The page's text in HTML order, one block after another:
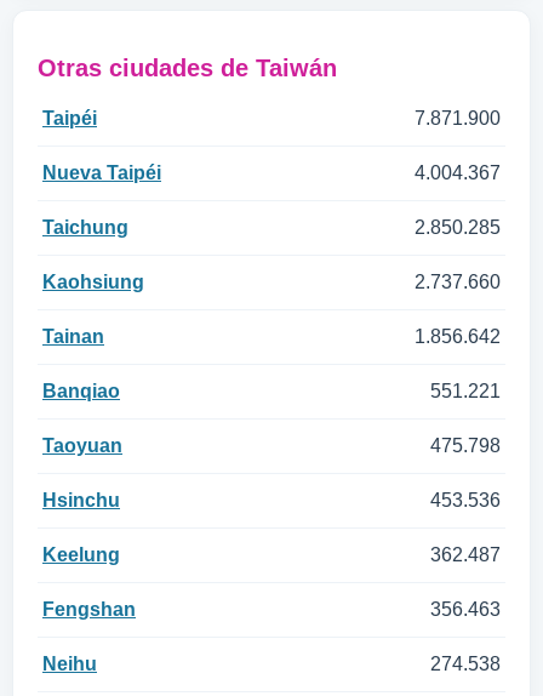
Otras ciudades de Taiwán
Taipéi 7.871.900
Nueva Taipéi 4.004.367
Taichung 2.850.285
Kaohsiung 2.737.660
Tainan 1.856.642
Banqiao 551.221
Taoyuan 475.798
Hsinchu 453.536
Keelung 362.487
Fengshan 356.463
Neihu 274.538